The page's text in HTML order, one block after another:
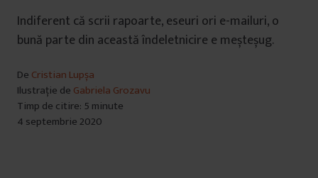
Indiferent că scrii rapoarte, eseuri ori e-mailuri, o
bună parte din această îndeletnicire e meșteșug.
De Cristian Lupșa
Ilustrație de Gabriela Grozavu
Timp de citire: 5 minute
4 septembrie 2020